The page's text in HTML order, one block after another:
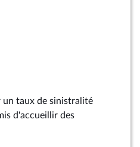
un taux de sinistralité
d'accueillir des